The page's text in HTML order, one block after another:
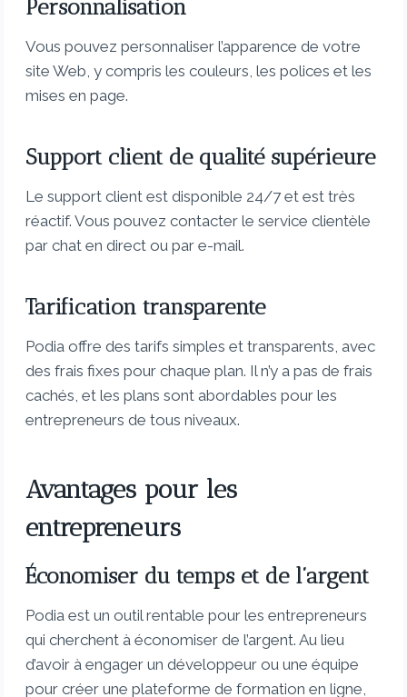
Personnalisation
Vous pouvez personnaliser l’apparence de votre
site Web, y compris les couleurs, les polices et les
mises en page.
Support client de qualité supérieure
Le support client est disponible 24/7 et est très
réactif. Vous pouvez contacter le service clientèle
par chat en direct ou par e-mail.
Tarification transparente
Podia offre des tarifs simples et transparents, avec
des frais fixes pour chaque plan. Il n’y a pas de frais
cachés, et les plans sont abordables pour les
entrepreneurs de tous niveaux.
Avantages pour les
entrepreneurs
Économiser du temps et de l’argent
Podia est un outil rentable pour les entrepreneurs
qui cherchent à économiser de l’argent. Au lieu
d’avoir à engager un développeur ou une équipe
pour créer une plateforme de formation en ligne,